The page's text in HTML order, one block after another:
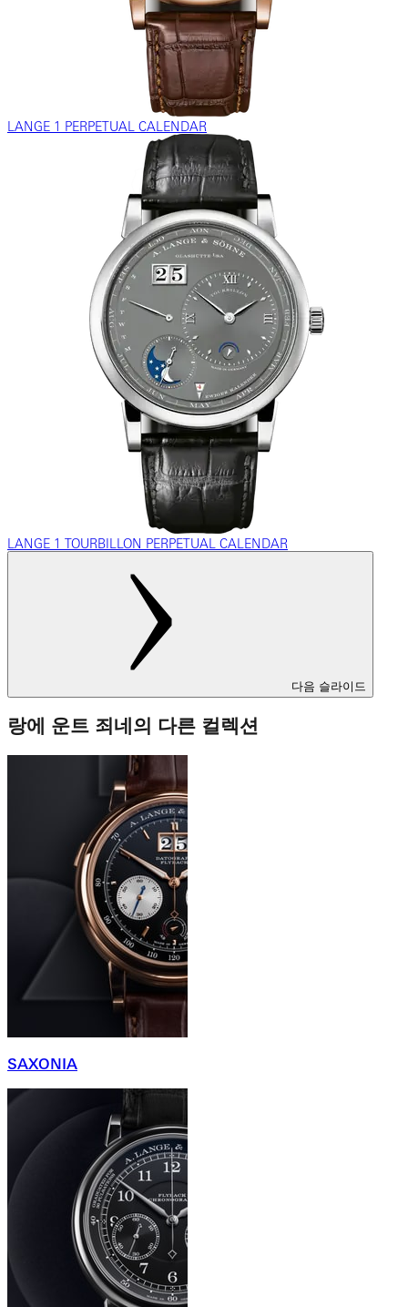
LANGE 1 PERPETUAL CALENDAR
LANGE 1 TOURBILLON PERPETUAL CALENDAR
다음 슬라이드
랑에 운트 죄네의 다른 컬렉션
SAXONIA